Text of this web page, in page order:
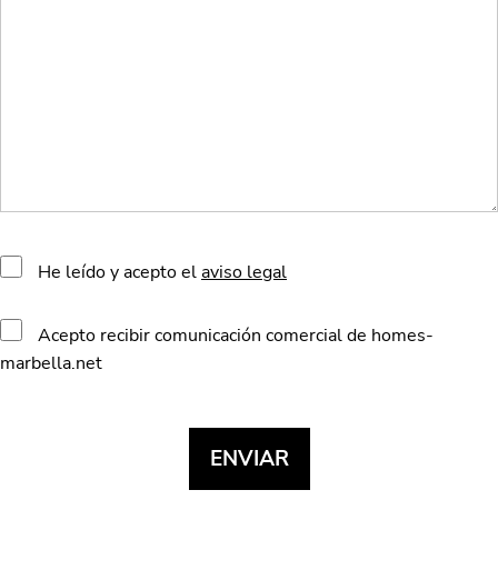
He leído y acepto elaviso legal
Acepto recibir comunicación comercial de homes-
marbella.net